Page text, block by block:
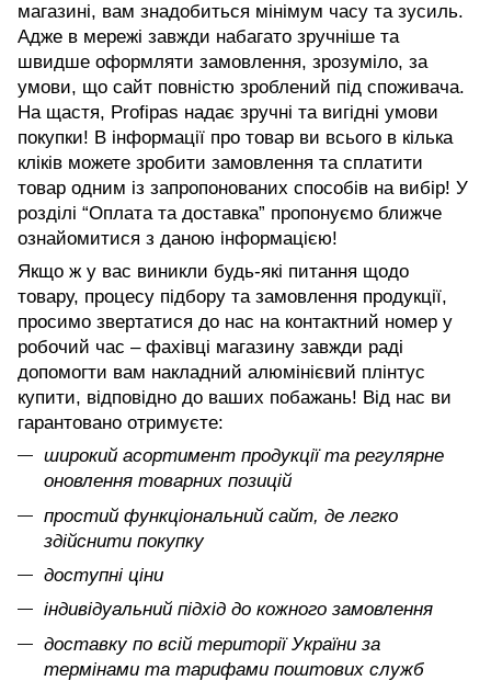
магазині, вам знадобиться мінімум часу та зусиль.
Адже в мережі завжди набагато зручніше та
швидше оформляти замовлення, зрозуміло, за
умови, що сайт повністю зроблений під споживача.
На щастя, Profipas надає зручні та вигідні умови
покупки! В інформації про товар ви всього в кілька
кліків можете зробити замовлення та сплатити
товар одним із запропонованих способів на вибір! У
розділі “Оплата та доставка” пропонуємо ближче
ознайомитися з даною інформацією!
Якщо ж у вас виникли будь-які питання щодо
товару, процесу підбору та замовлення продукції,
просимо звертатися до нас на контактний номер у
робочий час – фахівці магазину завжди раді
допомогти вам накладний алюмінієвий плінтус
купити, відповідно до ваших побажань! Від нас ви
гарантовано отримуєте:
широкий асортимент продукції та регулярне
оновлення товарних позицій
простий функціональний сайт, де легко
здійснити покупку
доступні ціни
індивідуальний підхід до кожного замовлення
доставку по всій території України за
термінами та тарифами поштових служб